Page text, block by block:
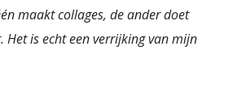
én maakt collages, de ander doet
Het is echt een verrijking van mijn